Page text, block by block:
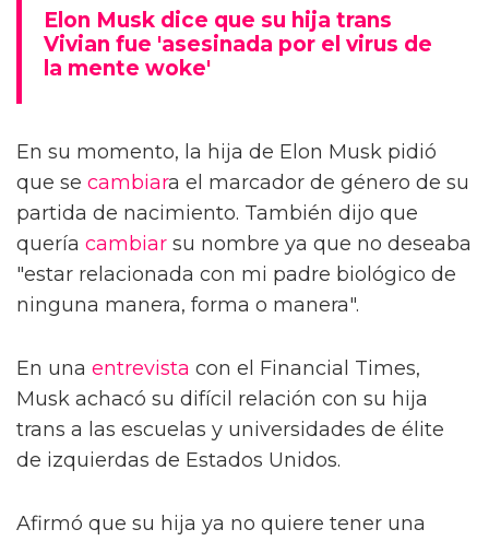
Elon Musk dice que su hija trans
Vivian fue 'asesinada por el virus de
la mente woke'
En su momento, la hija de Elon Musk pidió
que se cambiara el marcador de género de su
partida de nacimiento. También dijo que
quería cambiar su nombre ya que no deseaba
"estar relacionada con mi padre biológico de
ninguna manera, forma o manera".
En una entrevista con el Financial Times,
Musk achacó su difícil relación con su hija
trans a las escuelas y universidades de élite
de izquierdas de Estados Unidos.
Afirmó que su hija ya no quiere tener una